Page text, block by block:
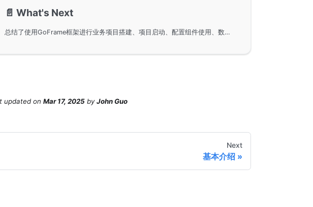
📄️ What's Next
总结了使用GoFrame框架进行业务项目搭建、项目启动、配置组件使用、数据库组件使用的基础知识，并提供了Web项目和微服务开发的学习路径。建议通过丰富的示例项目，提高对GoFrame框架的掌握，特别是其核心组件的使用。
updated on Mar 17, 2025 byJohn Guo
Next
基本介绍